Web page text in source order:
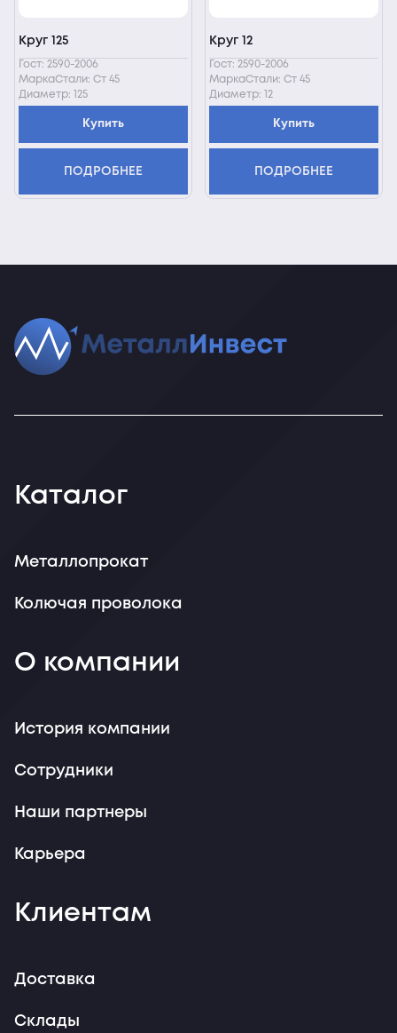
Круг 125
Гост: 2590-2006
МаркаСтали: Ст 45
Диаметр: 125
Купить
ПОДРОБНЕЕ
Круг 12
Гост: 2590-2006
МаркаСтали: Ст 45
Диаметр: 12
Купить
ПОДРОБНЕЕ
Каталог
Металлопрокат
Колючая проволока
О компании
История компании
Сотрудники
Наши партнеры
Карьера
Клиентам
Доставка
Склады